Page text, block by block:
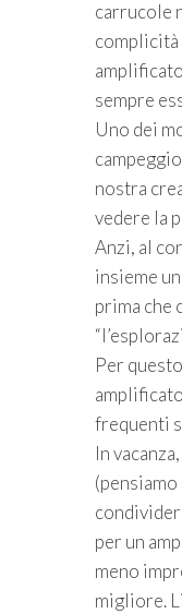
carrucole
complicità
sempre
Uno dei
nostra
vedere la
Anzi, al
insieme
prima che
Per
frequenti
In
per un
meno
migliore.